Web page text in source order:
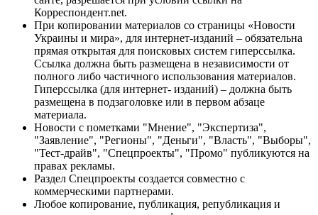
Корреспондент.net.
При копировании материалов со страницы «Новости
Украины и мира», для интернет-изданий – обязательна
прямая открытая для поисковых систем гиперссылка.
Ссылка должна быть размещена в независимости от
полного либо частичного использования материалов.
Гиперссылка (для интернет- изданий) – должна быть
размещена в подзаголовке или в первом абзаце
материала.
Новости с пометками "Мнение", "Экспертиза",
"Заявление", "Регионы", "Деньги", "Власть", "Выборы",
"Тест-драйв", "Спецпроекты", "Промо" публикуются на
правах рекламы.
Раздел Спецпроекты создается совместно с
коммерческими партнерами.
Любое копирование, публикация, републикация и